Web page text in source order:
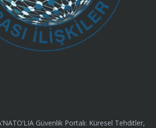
Güvenlik Portalı: Küresel Tehditler,